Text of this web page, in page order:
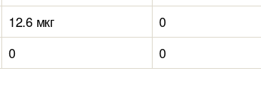
12.6 мкг
0
0 0